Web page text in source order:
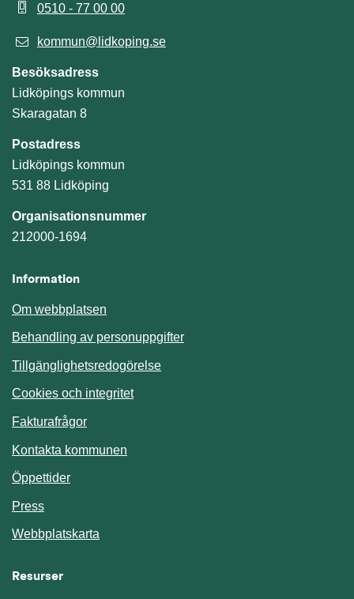
0510 - 77 00 00
kommun@lidkoping.se
Besöksadress
Lidköpings kommun
Skaragatan 8
Postadress
Lidköpings kommun
531 88 Lidköping
Organisationsnummer
212000-1694
Information
Om webbplatsen
Behandling av personuppgifter
Tillgänglighetsredogörelse
Cookies och integritet
Fakturafrågor
Kontakta kommunen
Öppettider
Press
Webbplatskarta
Resurser